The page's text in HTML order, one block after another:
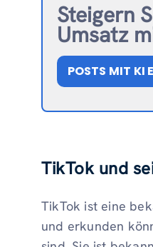
Steigern
Umsatz
POSTS MIT KI
TikTok und
TikTok ist eine
und erkunden